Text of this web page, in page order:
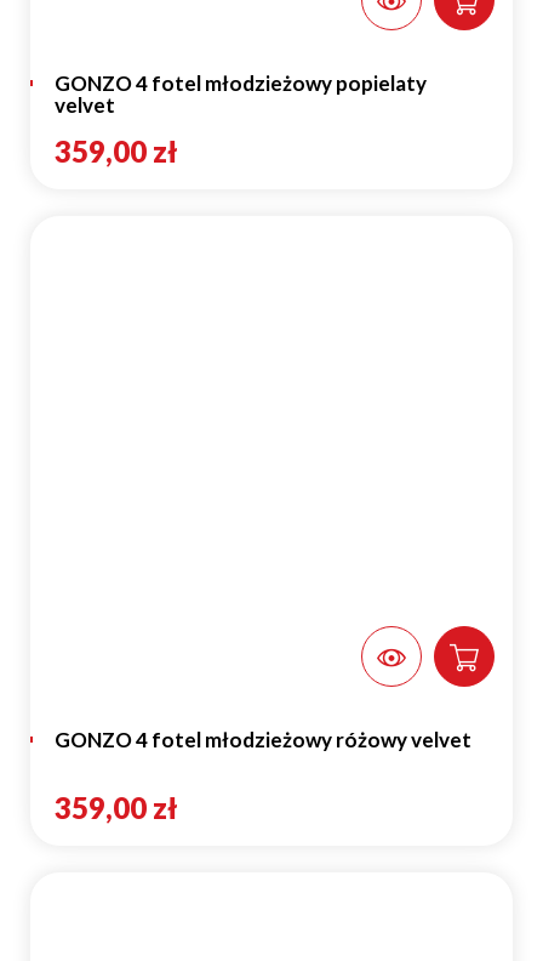
GONZO 4 fotel młodzieżowy popielaty
velvet
359,00 zł
GONZO 4 fotel młodzieżowy różowy velvet
359,00 zł